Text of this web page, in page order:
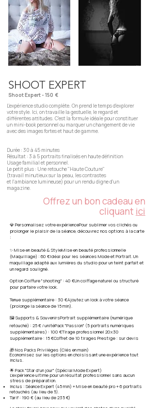
SHOOT EXPERT
Shoot Expert - 150 €
L'expérience studio complète. On prend le temps d'explorer
votre style. Ici, on travaille la gestuelle, le regard et
différentes attitudes. C'est la formule idéale pour constituer
un mini-book personnel ou marquer un changement de vie
avec des images fortes et haut de gamme.
Durée : 30 à 45 minutes
Résultat : 3 à 5 portraits finalisés en haute définition
Usage familial et personnel.
Le petit plus : Une retouche "Haute Couture"
(travail minutieux sur la peau, les contrastes
et l'ambiance lumineuse) pour un rendu digne d'un
magazine.
Offrez un bon cadeau en
cliquant ici
💎 Personnalisez votre expériencePour sublimer vos clichés ou
prolonger le plaisir de la séance, découvrez nos options à la carte
:
✨ Mise en beauté & StyleMise en beauté professionnelle
(Maquillage) : 60 €Idéal pour les séances Mode et Portrait. Un
maquillage adapté aux lumières du studio pour un teint parfait et
un regard souligné.
Option Coiffure "shooting" : 40 €Un coiffage naturel ou structuré
pour parfaire votre look.
Tenue supplémentaire : 30 €Ajoutez un look à votre séance
(prolonge la séance de 15 min).
🖼️ Supports & SouvenirsPortrait supplémentaire (numérique
retouché) : 25 € / unitéPack "Passion" (5 portraits numériques
supplémentaires) : 100 €Tirage professionnel 20x30
supplémentaire : 15 €Coffret de 10 tirages Prestige : sur devis
🎁 Nos Packs Privilèges (Clés en main)
Économisez sur les options en choisissant une expérience tout
inclus.
🌟 Pack "Star d'un jour" (Spécial Mode Expert)
L'expérience ultime pour un résultat professionnel sans aucun
stress de préparation.
Inclus : Séance Expert (45 min) + Mise en beauté pro + 6 portraits
retouchés (au lieu de 5).
Tarif : 190 € (au lieu de 235 €)